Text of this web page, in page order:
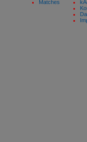
Matches